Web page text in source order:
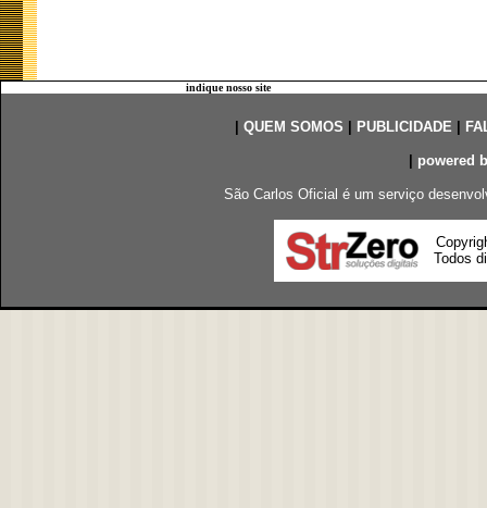
indique nosso site
QUEM SOMOS PUBLICIDADE|
powered
São Carlos Oficial é um serviço
Todos